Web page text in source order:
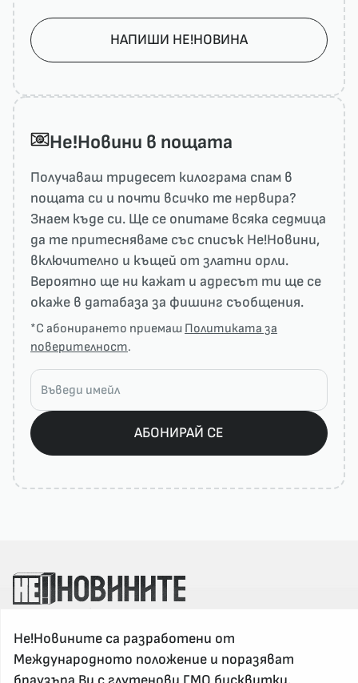
НАПИШИ НЕ!НОВИНА
He!Новини в пощата
Получаваш тридесет килограма спам в
пощата си и почти всичко те нервира?
Знаем къде си. Ще се опитаме всяка седмица
да те притесняваме със списък He!Новини,
включително и къщей от златни орли.
Вероятно ще ни кажат и адресът ти ще се
окаже в датабаза за фишинг съобщения.
*С абонирането приемаш Политиката за
поверителност.
АБОНИРАЙ СЕ
За реклама и връзка с нас, пишете на
nenovinite@gmail.com
Контакт
За нас
Не!Новините са разработени от
Международното положение и поразяват